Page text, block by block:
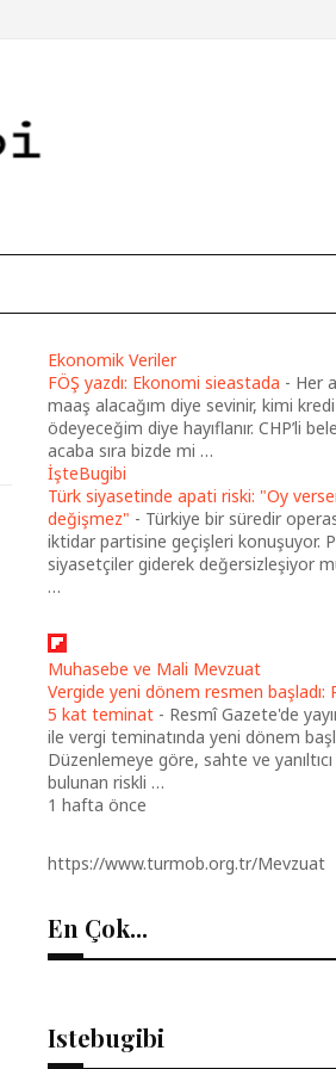
Ekonomik Veriler
FÖŞ yazdı: Ekonomi sieastada - Her
maaş alacağım diye sevinir, kimi
ödeyeceğim diye hayıflanır. CHP’li
acaba sıra bizde mi …
İşteBugibi
Türk siyasetinde apati riski: "Oy
değişmez" - Türkiye bir süredir
iktidar partisine geçişleri konuşuyor.
siyasetçiler giderek değersizleşiyor
…
Muhasebe ve Mali Mevzuat
Vergide yeni dönem resmen başladı:
5 kat teminat - Resmî Gazete'de
ile vergi teminatında yeni dönem
Düzenlemeye göre, sahte ve
bulunan riskli …
1 hafta önce
https://www.turmob.org.tr/Mevzuat
En Çok...
Istebugibi